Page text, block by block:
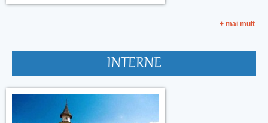
+ mai mult
INTERNE